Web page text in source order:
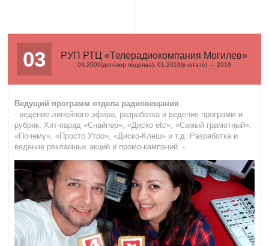
03 РУП РТЦ «Телерадиокомпания Могилев»
09.2009(договор подряда), 01.2010(в штате) — 2019
Ведущий программ отдела радиовещания
- ведение линейного эфира, разработка и ведение программ и
рубрик: Хит-парад «Снайпер», «Диско etc», «Самый грамотный»,
«Почему», «Просто Утро», «Диско-Клеш» и т.д. Разработка и
ведение рекламных акций и промо-кампаний. -